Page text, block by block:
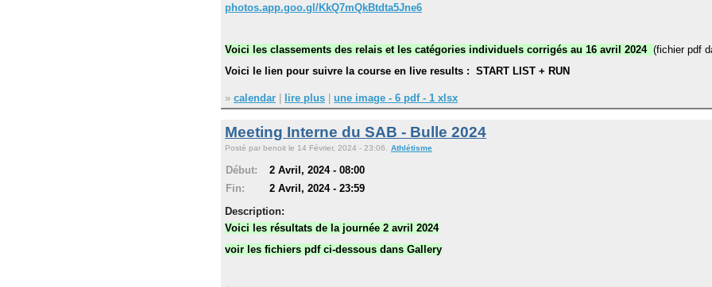
photos.app.goo.gl/KkQ7mQkBtdta5Jne6
Voici les classements des relais et les catégories individuels corrigés au 16 avril 2024 (fichier pdf
Voici le lien pour suivre la course en live results : START LIST + RUN
» calendar lire plus une image - 6 pdf - 1 xlsx
Meeting Interne du SAB - Bulle 2024
Posté par benoit le 14 Février, 2024 - 23:06. Athlétisme
Début:
2 Avril, 2024 - 08:00
Fin:
2 Avril, 2024 - 23:59
Description:
Voici les résultats de la journée 2 avril 2024
voir les fichiers pdf ci-dessous dans Gallery